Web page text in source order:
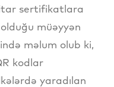
sertifikatlara
müəyyən
məlum olub ki,
kodlar
yaradılan